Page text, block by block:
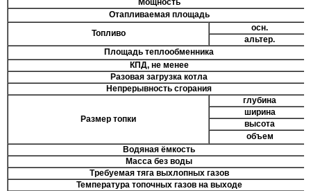
Мощность
Отапливаемая площадь
Топливо
осн.
альтер.
Площадь теплообменника
КПД, не менее
Разовая загрузка котла
Непрерывность сгорания
Размер топки
глубина
ширина
высота
объем
Водяная ёмкость
Масса без воды
Требуемая тяга выхлопных газов
Температура топочных газов на выходе